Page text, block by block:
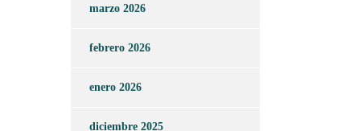
marzo 2026
febrero 2026
enero 2026
diciembre 2025